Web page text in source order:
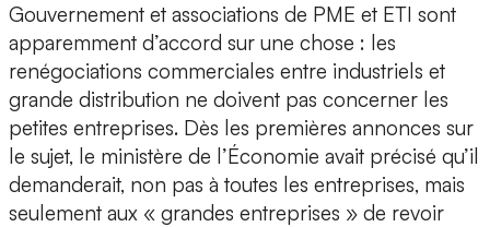
Gouvernement et associations de PME et ETI sont
apparemment d’accord sur une chose : les
renégociations commerciales entre industriels et
grande distribution ne doivent pas concerner les
petites entreprises. Dès les premières annonces sur
le sujet, le ministère de l’Économie avait précisé qu’il
demanderait, non pas à toutes les entreprises, mais
seulement aux « grandes entreprises » de revoir